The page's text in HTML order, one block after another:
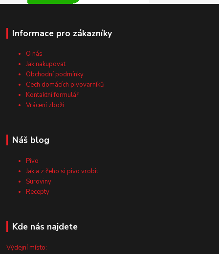
Informace pro zákazníky
O nás
Jak nakupovat
Obchodní podmínky
Cech domácích pivovarníků
Kontaktní formulář
Vrácení zboží
Náš blog
Pivo
Jak a z čeho si pivo vrobit
Suroviny
Recepty
Kde nás najdete
Výdejní místo: